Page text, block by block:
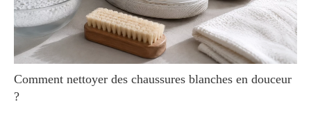
Comment nettoyer des chaussures blanches en douceur
?